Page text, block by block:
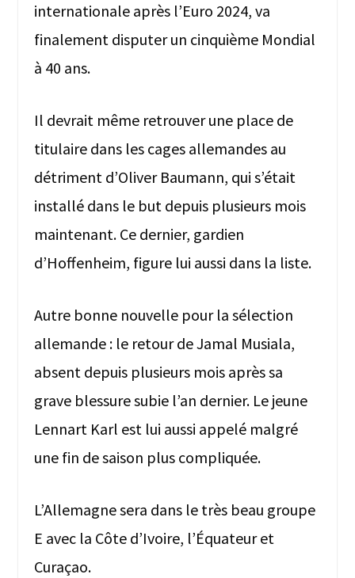
internationale après l’Euro 2024, va
finalement disputer un cinquième Mondial
à 40 ans.
Il devrait même retrouver une place de
titulaire dans les cages allemandes au
détriment d’Oliver Baumann, qui s’était
installé dans le but depuis plusieurs mois
maintenant. Ce dernier, gardien
d’Hoffenheim, figure lui aussi dans la liste.
Autre bonne nouvelle pour la sélection
allemande : le retour de Jamal Musiala,
absent depuis plusieurs mois après sa
grave blessure subie l’an dernier. Le jeune
Lennart Karl est lui aussi appelé malgré
une fin de saison plus compliquée.
L’Allemagne sera dans le très beau groupe
E avec la Côte d’Ivoire, l’Équateur et
Curaçao.